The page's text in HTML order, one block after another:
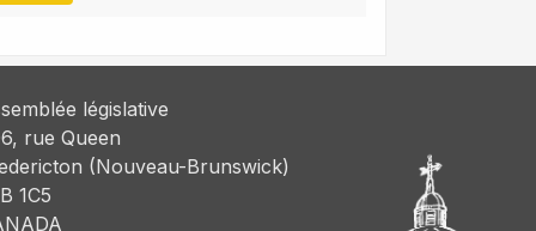
législative
rue Queen
(Nouveau-Brunswick)
1C5